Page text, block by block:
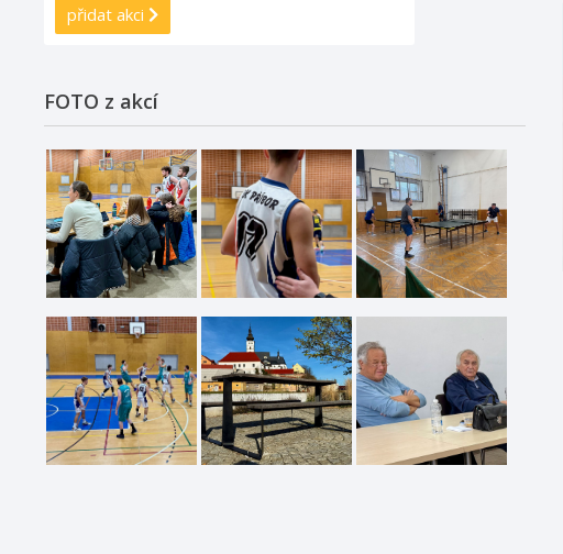
přidat akci
FOTO z akcí